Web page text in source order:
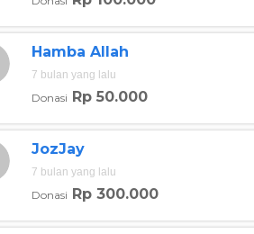
Hamba Allah
7 bulan yang lalu
Donasi Rp 50.000
JozJay
7 bulan yang lalu
Donasi Rp 300.000